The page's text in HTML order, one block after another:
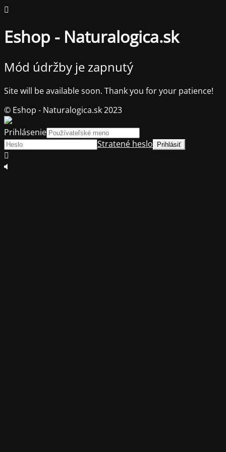
Eshop - Naturalogica.sk
Mód údržby je zapnutý
Site will be available soon. Thank you for your patience!
© Eshop - Naturalogica.sk 2023
Prihlásenie
Stratené heslo